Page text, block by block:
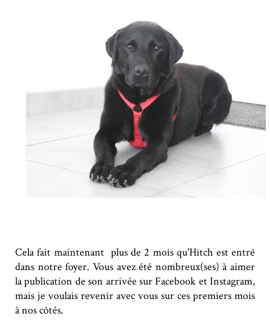
Cela fait maintenant plus de 2 mois qu'Hitch est entré
dans notre foyer. Vous avez été nombreux(ses) à aimer
la publication de son arrivée sur Facebook et Instagram,
mais je voulais revenir avec vous sur ces premiers mois
à nos côtés.